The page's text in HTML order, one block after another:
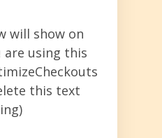
will show on
are using this
this text